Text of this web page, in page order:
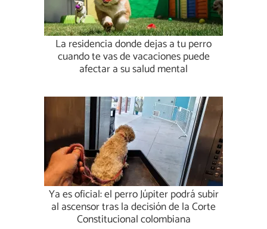
La residencia donde dejas a tu perro
cuando te vas de vacaciones puede
afectar a su salud mental
Ya es oficial: el perro Júpiter podrá subir
al ascensor tras la decisión de la Corte
Constitucional colombiana